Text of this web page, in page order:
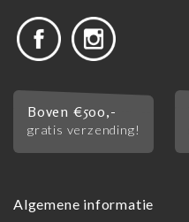
Boven €500,-
gratis verzending!
Algemene informatie